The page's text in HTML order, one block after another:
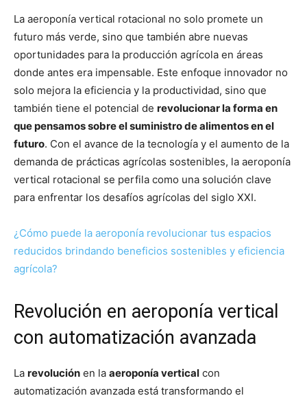
La aeroponía vertical rotacional no solo promete un
futuro más verde, sino que también abre nuevas
oportunidades para la producción agrícola en áreas
donde antes era impensable. Este enfoque innovador no
solo mejora la eficiencia y la productividad, sino que
también tiene el potencial de revolucionar la forma en
que pensamos sobre el suministro de alimentos en el
futuro. Con el avance de la tecnología y el aumento de la
demanda de prácticas agrícolas sostenibles, la aeroponía
vertical rotacional se perfila como una solución clave
para enfrentar los desafíos agrícolas del siglo XXI.
¿Cómo puede la aeroponía revolucionar tus espacios
reducidos brindando beneficios sostenibles y eficiencia
agrícola?
Revolución en aeroponía vertical
con automatización avanzada
La revolución en la aeroponía vertical con
automatización avanzada está transformando el